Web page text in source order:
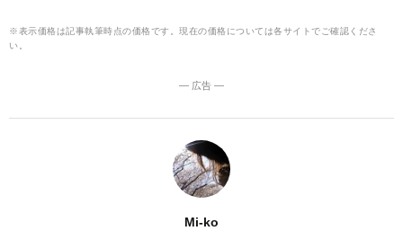
※表示価格は記事執筆時点の価格です。現在の価格については各サイトでご確認くださ
い。
― 広告 ―
Mi-ko